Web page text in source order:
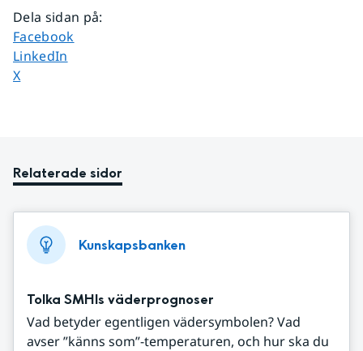
Dela sidan på:
Dela sidan på
Facebook
Dela sidan på
LinkedIn
Dela sidan på
X
Relaterade sidor
Kunskapsbanken
Tolka SMHIs väderprognoser
Vad betyder egentligen vädersymbolen? Vad
avser ”känns som”-temperaturen, och hur ska du